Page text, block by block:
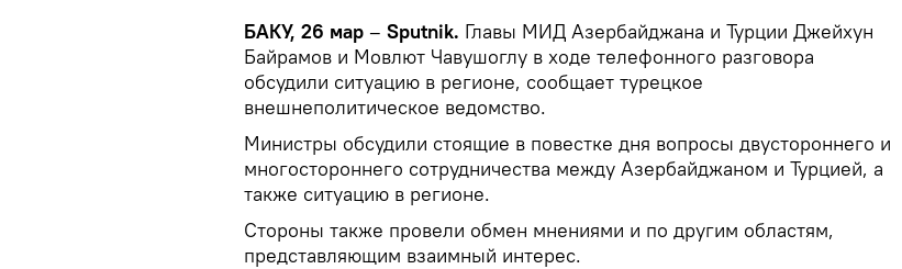
БАКУ, 26 мар – Sputnik. Главы МИД Азербайджана и Турции Джейхун
Байрамов и Мовлют Чавушоглу в ходе телефонного разговора
обсудили ситуацию в регионе, сообщает турецкое
внешнеполитическое ведомство.
Министры обсудили стоящие в повестке дня вопросы двустороннего и
многостороннего сотрудничества между Азербайджаном и Турцией, а
также ситуацию в регионе.
Стороны также провели обмен мнениями и по другим областям,
представляющим взаимный интерес.